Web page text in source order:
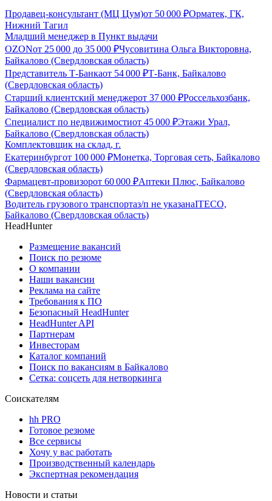
Продавец-консультант (МЦ Цум)от 50 000 ₽Орматек, ГК,
Нижний Тагил
Младший менеджер в Пункт выдачи
OZONот 25 000 до 35 000 ₽Чусовитина Ольга Викторовна,
Байкалово (Свердловская область)
Представитель Т-Банкаот 54 000 ₽Т-Банк, Байкалово
(Свердловская область)
Старший клиентский менеджерот 37 000 ₽Россельхозбанк,
Байкалово (Свердловская область)
Специалист по недвижимостиот 45 000 ₽Этажи Урал,
Байкалово (Свердловская область)
Комплектовщик на склад, г.
Екатеринбургот 100 000 ₽Монетка, Торговая сеть, Байкалово
(Свердловская область)
Фармацевт-провизорот 60 000 ₽Аптеки Плюс, Байкалово
(Свердловская область)
Водитель грузового транспортаз/п не указанаITECO,
Байкалово (Свердловская область)
HeadHunter
Размещение вакансий
Поиск по резюме
О компании
Наши вакансии
Реклама на сайте
Требования к ПО
Безопасный HeadHunter
HeadHunter API
Партнерам
Инвесторам
Каталог компаний
Поиск по вакансиям в Байкалово
Сетка: соцсеть для нетворкинга
Соискателям
hh PRO
Готовое резюме
Все сервисы
Хочу у вас работать
Производственный календарь
Экспертная рекомендация
Новости и статьи